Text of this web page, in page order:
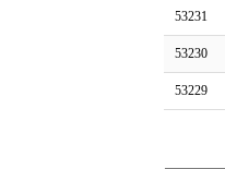
53231
53230
53229